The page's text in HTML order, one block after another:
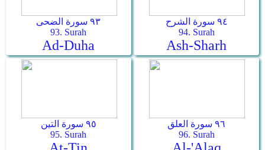
٩٣ سورة الضحى
93. Surah
Ad-Duha
٩٤ سورة الشرح
94. Surah
Ash-Sharh
٩٥ سورة التين
95. Surah
٩٦ سورة العلق
96. Surah